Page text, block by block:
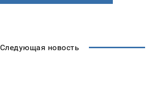
Следующая новость